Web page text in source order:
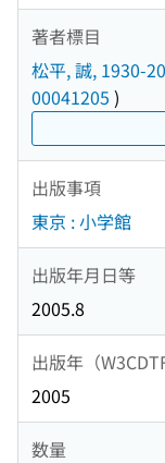
著者標目
松平, 誠, 1930-
00041205 )
出版事項
東京 : 小学館
出版年月日等
2005.8
出版年（W3CDTF
2005
数量